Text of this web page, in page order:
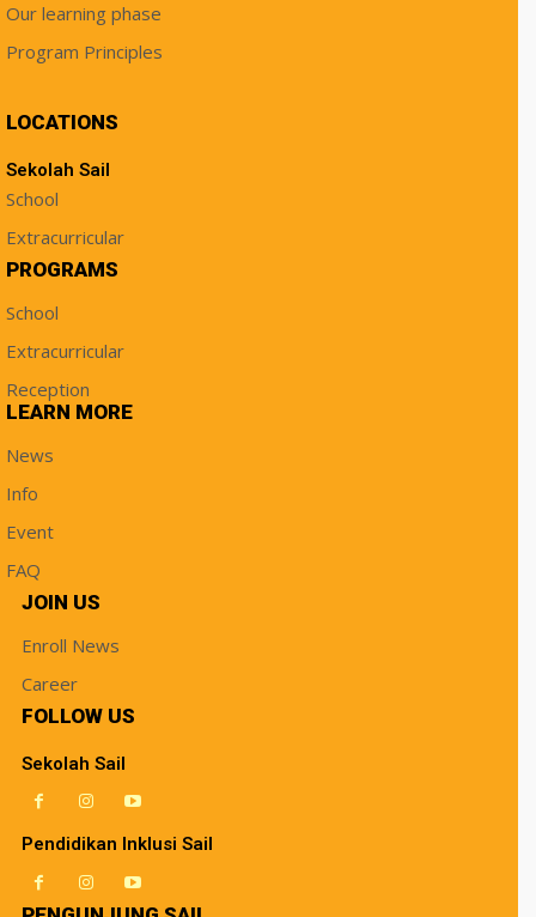
Our learning phase
Program Principles
LOCATIONS
Sekolah Sail
School
Extracurricular
PROGRAMS
School
Extracurricular
Reception
LEARN MORE
News
Info
Event
FAQ
JOIN US
Enroll News
Career
FOLLOW US
Sekolah Sail
Pendidikan Inklusi Sail